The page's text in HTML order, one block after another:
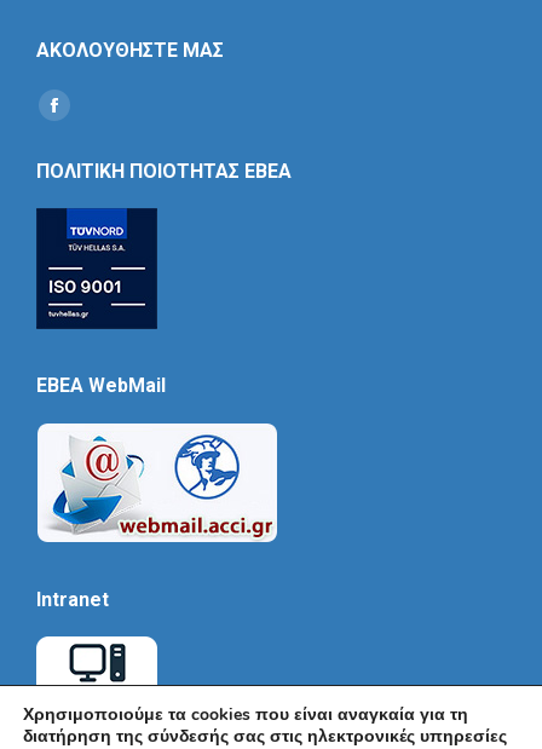
ΑΚΟΛΟΥΘΗΣΤΕ ΜΑΣ
Find us on:
Social
ΠΟΛΙΤΙΚΗ ΠΟΙΟΤΗΤΑΣ ΕΒΕΑ
EBEA WebMail
Intranet
Χρησιμοποιούμε τα cookies που είναι αναγκαία για τη
διατήρηση της σύνδεσής σας στις ηλεκτρονικές υπηρεσίες